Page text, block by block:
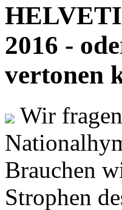
2016 -
vertonen
Wir
Brauchen
Strophen